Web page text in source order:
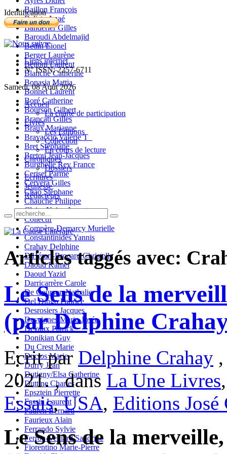
Baillon François
Balista Anaé
Banderier Gilles
Baroudi Abdelmajid
Bedin Lionel
Berger Laurène
Bettoni Laurent
Blanche Catherine
Bonasia Mattia
Bonnet Laurent
Boré Catherine
Bourson Gilbert
Brancati Gilles
Braux Marianne
Bravaccio Valérie T_
Bret Stéphane
Bretou Jean-Jacques
Burghelle Rey France
Ceriset Parme
Cervera Gilles
Chao Stéphane
Chauché Philippe
Claire-Neige Jaunet
Collectif
Compère-Demarcy Murielle
Constantinidès Yannis
Crahay Delphine
D'Hérart-Brocard Christelle
Daoud Kamel
Daoud Yazid
Darricarrère Carole
De Courson Nathalie
Del Dingo Fabrice
Desrosiers Jacques
Desvignes Marie-Josée
Devaux Patrick
Donikian Guy
Du Crest Marie
Duclos Marie
Durry Jean
Dutigny/Elsa Catherine
Duttine Charles
Epsztein Pierrette
Fassin Laurent
Fauren Bernard
Faurieux Alain
Ferrando Sylvie
Ferron-Veillard Sandrine
Fiorentino Marie-Pierre
Identification
Liens internet
N° ISSN: 2257-6711
Samedi, 08 Août 2026
Accueil
La charte de participation
Livres
Les Editions
Collection
En cours de lecture
Chroniques
Dossiers
Ecritures
Jeunesse
Rédacteurs
Articles taggés avec:
Le Sens de la
(par Delphine
Ecrit par Delphine Crahay
2021. , dans La Une Livres
Essais,USA, Editions José
Le Sens de la